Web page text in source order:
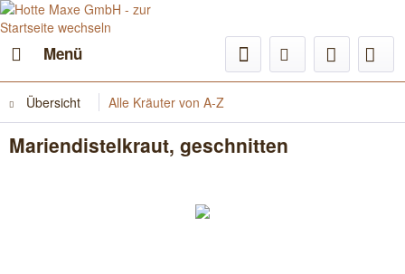
Menü
Übersicht Alle Kräuter von A-Z
Mariendistelkraut, geschnitten